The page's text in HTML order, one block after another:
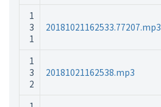
1
3
1
20181021162533.77207.mp3
1
3
2
20181021162538.mp3